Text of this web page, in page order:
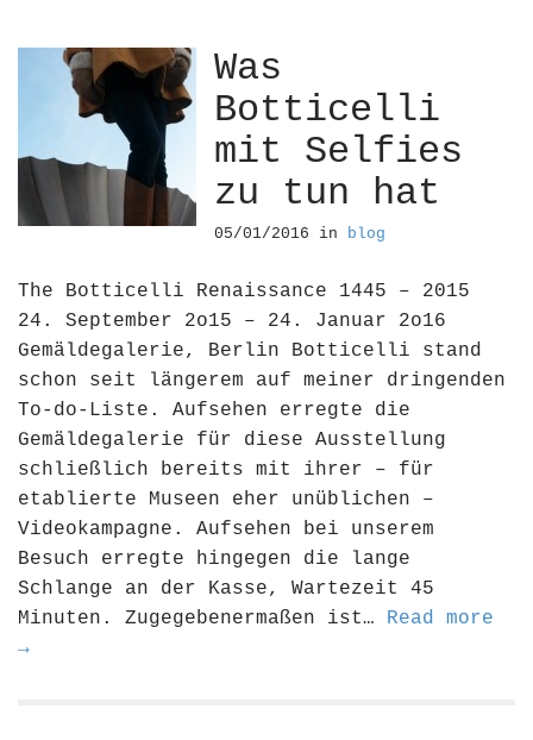
Was
Botticelli
mit Selfies
zu tun hat
05/01/2016 in blog
The Botticelli Renaissance 1445 – 2015
24. September 2o15 – 24. Januar 2o16
Gemäldegalerie, Berlin Botticelli stand
schon seit längerem auf meiner dringenden
To-do-Liste. Aufsehen erregte die
Gemäldegalerie für diese Ausstellung
schließlich bereits mit ihrer – für
etablierte Museen eher unüblichen –
Videokampagne. Aufsehen bei unserem
Besuch erregte hingegen die lange
Schlange an der Kasse, Wartezeit 45
Minuten. Zugegebenermaßen ist… Read more
→